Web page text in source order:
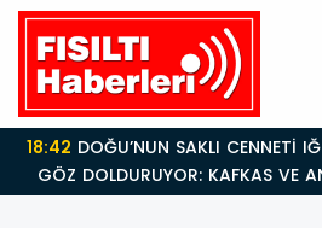
18:42
GÖZ DOLDURUYOR: KAFKAS VE
BULUŞMA